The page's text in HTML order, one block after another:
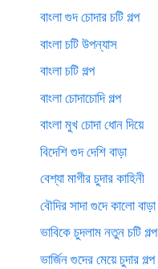
বাংলা গুদ চোদার চটি গল্প
বাংলা চটি উপন্যাস
বাংলা চটি গল্প
বাংলা চোদাচোদি গল্প
বাংলা মুখ চোদা ধোন দিয়ে
বিদেশি গুদ দেশি বাড়া
বেশ্যা মাগীর চুদার কাহিনী
বৌদির সাদা গুদে কালো বাড়া
ভাবিকে চুদলাম নতুন চটি গল্প
ভার্জিন গুদের মেয়ে চুদার গল্প